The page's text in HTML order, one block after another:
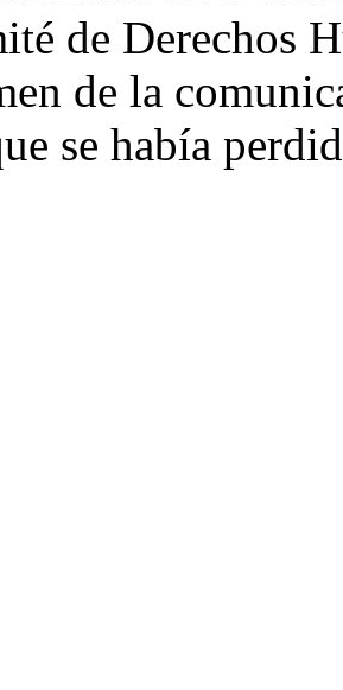
de Derechos
de la
se había